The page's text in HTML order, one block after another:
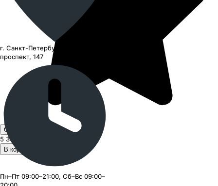
Оставить отзыв
5 300 ₽
В корзину 1 шт. за 5 300 ₽
г. Санкт-Петербург, Ленинский
проспект, 147
Пн–Пт 09:00–21:00, Сб–Вс 09:00–